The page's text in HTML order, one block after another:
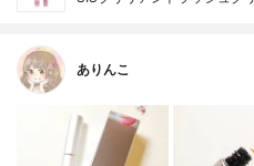
ありんこ